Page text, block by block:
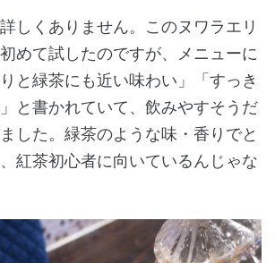
しくありません。このヌワラエリ
めて試したのですが、メニューに
と緑茶にも近い味わい」「すっき
と書かれていて、飲みやすそうだ
した。緑茶のような味・香りでと
紅茶初心者に向いているんじゃな